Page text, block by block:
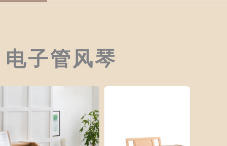
子管风琴